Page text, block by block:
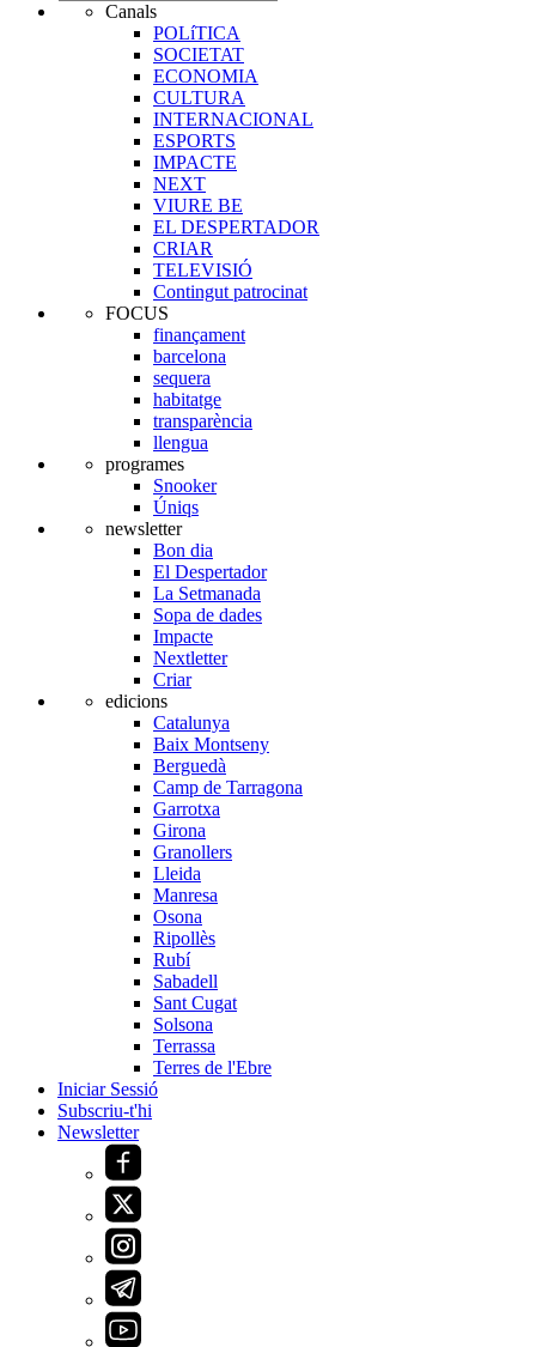
Canals
POLíTICA
SOCIETAT
ECONOMIA
CULTURA
INTERNACIONAL
ESPORTS
IMPACTE
NEXT
VIURE BE
EL DESPERTADOR
CRIAR
TELEVISIÓ
Contingut patrocinat
FOCUS
finançament
barcelona
sequera
habitatge
transparència
llengua
programes
Snooker
Úniqs
newsletter
Bon dia
El Despertador
La Setmanada
Sopa de dades
Impacte
Nextletter
Criar
edicions
Catalunya
Baix Montseny
Berguedà
Camp de Tarragona
Garrotxa
Girona
Granollers
Lleida
Manresa
Osona
Ripollès
Rubí
Sabadell
Sant Cugat
Solsona
Terrassa
Terres de l'Ebre
Iniciar Sessió
Subscriu-t'hi
Newsletter